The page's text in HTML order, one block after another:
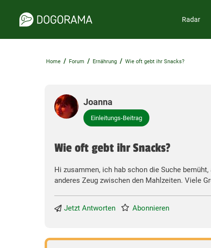
Radar
Home / Forum / Ernährung / Wie oft gebt ihr Snacks?
Joanna
Einleitungs-Beitrag
Wie oft gebt ihr Snacks?
Hi zusammen, ich hab schon die Suche
anderes Zeug zwischen den Mahlzeiten. Viele
Jetzt Antworten Abonnieren